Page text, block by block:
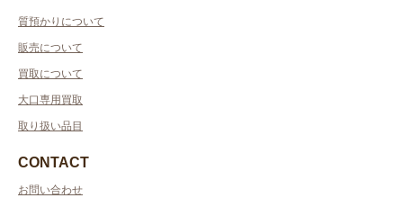
質預かりについて
販売について
買取について
大口専用買取
取り扱い品目
CONTACT
お問い合わせ